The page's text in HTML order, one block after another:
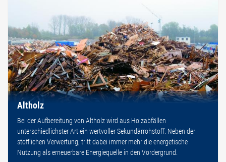
Altholz
Bei der Aufbereitung von Altholz wird aus Holzabfällen
unterschiedlichster Art ein wertvoller Sekundärrohstoff. Neben der
stofflichen Verwertung, tritt dabei immer mehr die energetische
Nutzung als erneuerbare Energiequelle in den Vordergrund.